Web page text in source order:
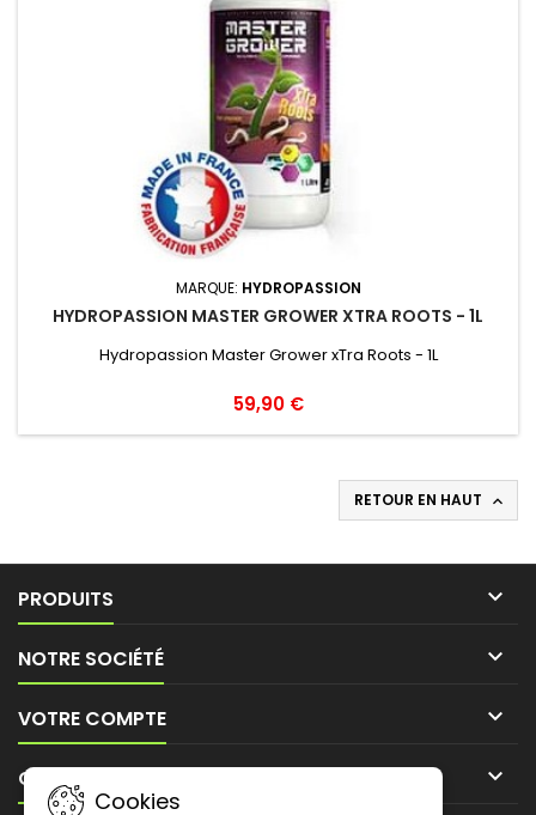
MARQUE: HYDROPASSION
HYDROPASSION MASTER GROWER XTRA ROOTS - 1L
Hydropassion Master Grower xTra Roots - 1L
59,90 €
RETOUR EN HAUT 
PRODUITS 
NOTRE SOCIÉTÉ 
VOTRE COMPTE 
CONTACT 
Cookies